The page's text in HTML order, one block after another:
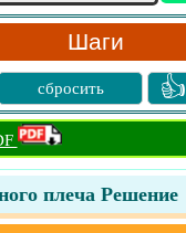
Шаги
сбросить 👍
плеча Решение